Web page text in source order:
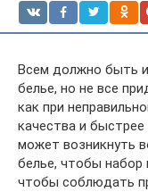
Всем должно быть
белье, но не все
как при
качества и
может возникнуть
белье, чтобы набор
чтобы соблюдать